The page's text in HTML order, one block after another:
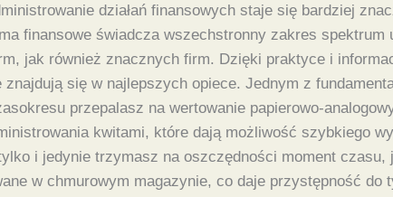
działań finansowych staje się bardziej
finansowe świadcza wszechstronny zakres spektrum
jak również znacznych firm. Dzięki praktyce i
się w najlepszych opiece. Jednym z
przepalasz na wertowanie papierowo-
kwitami, które dają możliwość szybkiego
i jedynie trzymasz na oszczędności moment
w chmurowym magazynie, co daje przystępność do